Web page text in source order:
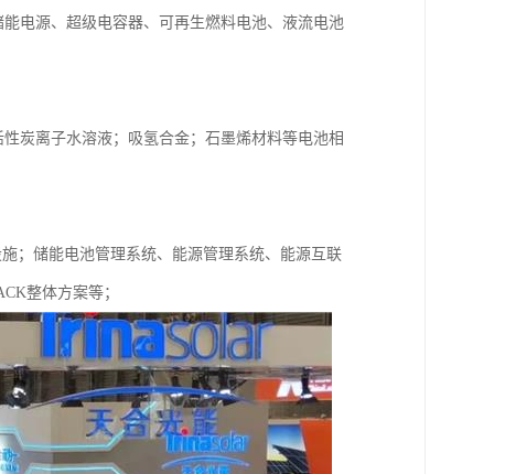
电源、超级电容器、可再生燃料电池、液流电池
炭离子水溶液；吸氢合金；石墨烯材料等电池相
；储能电池管理系统、能源管理系统、能源互联
整体方案等；